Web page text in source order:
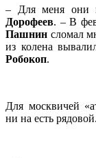
– Для меня они
Дорофеев. – В
Пашнин сломал
из колена
Робокоп.
Для москвичей
ни на есть рядовой.